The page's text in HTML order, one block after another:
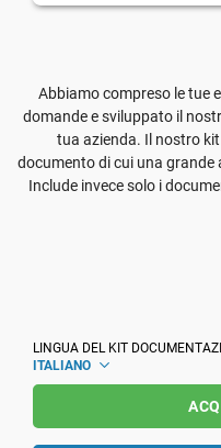
Abbiamo compreso le tue
domande e sviluppato il
tua azienda. Il nostro
documento di cui una grande
Include invece solo i
LINGUA DEL KIT
ITALIANO